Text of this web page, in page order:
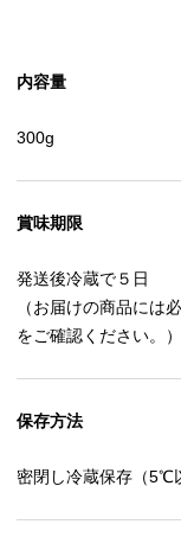
内容量
300g
賞味期限
発送後冷蔵で５日
（お届けの商品には
をご確認ください。）
保存方法
密閉し冷蔵保存（5℃